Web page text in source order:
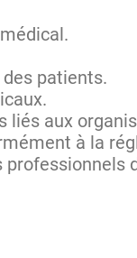
patients.
liés aux
à la